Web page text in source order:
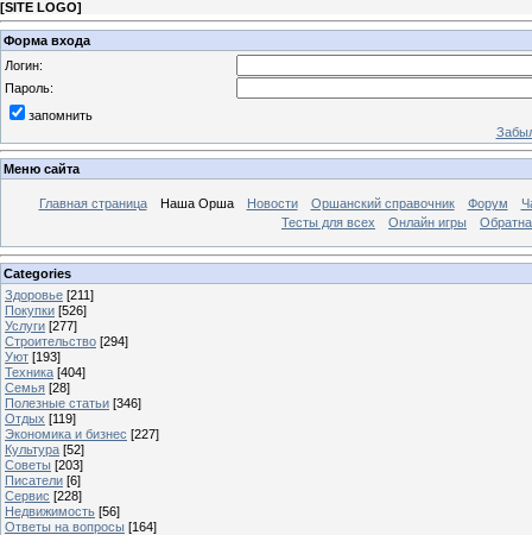
[SITE LOGO]
Форма входа
Логин:
Пароль:
запомнить
Меню сайта
Главная страница Наша Орша Новости Оршанский справочник Форум
Тесты для всех
Онлайн игры
Categories
Здоровье [211]
Покупки [526]
Услуги [277]
Строительство [294]
Уют [193]
Техника [404]
Семья [28]
Полезные статьи [346]
Отдых [119]
Экономика и бизнес [227]
Культура [52]
Советы [203]
Писатели [6]
Сервис [228]
Недвижимость [56]
Ответы на вопросы [164]